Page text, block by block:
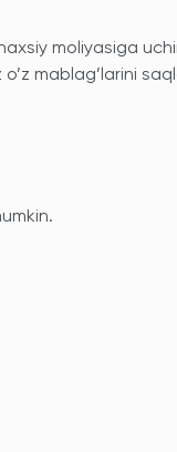
moliyasiga
mablag’larini